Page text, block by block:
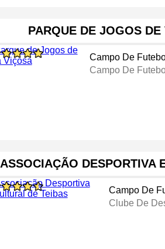
PARQUE DE JOGOS
Campo De
Campo De
ASSOCIAÇÃO DESPORTIVA
Campo De
Clube De